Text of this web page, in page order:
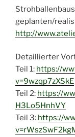
geplanten/
http://
Detaillierter
Teil 1: https://
v=9wzqp7zXSkE
Teil 2: https://
H3Lo5HnhVY
Teil 3: https://